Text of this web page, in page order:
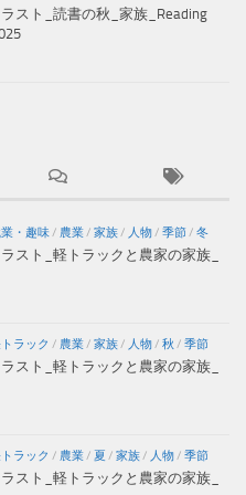
スト_読書の秋_家族_Reading
・趣味/ 農業/ 家族/ 人物/ 季節/ 冬
スト_軽トラックと農家の家族_
ラック / 農業/ 家族/ 人物/ 秋 / 季節
スト_軽トラックと農家の家族_
ラック / 農業/ 夏 / 家族/ 人物/ 季節
スト_軽トラックと農家の家族_